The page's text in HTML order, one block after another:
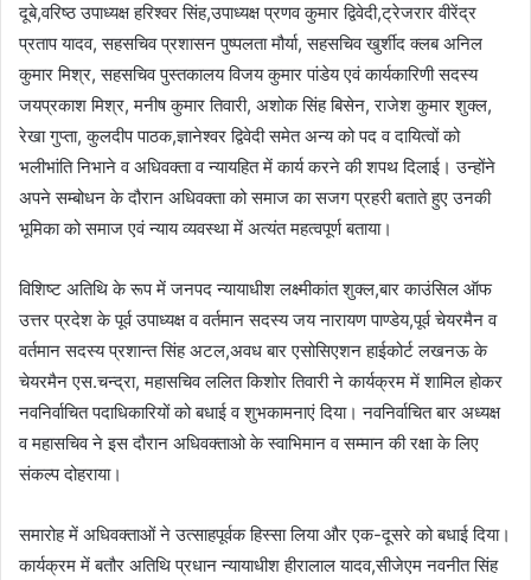
दूबे,वरिष्ठ उपाध्यक्ष हरिश्वर सिंह,उपाध्यक्ष प्रणव कुमार द्विवेदी,ट्रेजरार वीरेंद्र
प्रताप यादव, सहसचिव प्रशासन पुष्पलता मौर्या, सहसचिव खुर्शीद क्लब अनिल
कुमार मिश्र, सहसचिव पुस्तकालय विजय कुमार पांडेय एवं कार्यकारिणी सदस्य
जयप्रकाश मिश्र, मनीष कुमार तिवारी, अशोक सिंह बिसेन, राजेश कुमार शुक्ल,
रेखा गुप्ता, कुलदीप पाठक,ज्ञानेश्वर द्विवेदी समेत अन्य को पद व दायित्वों को
भलीभांति निभाने व अधिवक्ता व न्यायहित में कार्य करने की शपथ दिलाई। उन्होंने
अपने सम्बोधन के दौरान अधिवक्ता को समाज का सजग प्रहरी बताते हुए उनकी
भूमिका को समाज एवं न्याय व्यवस्था में अत्यंत महत्वपूर्ण बताया।
विशिष्ट अतिथि के रूप में जनपद न्यायाधीश लक्ष्मीकांत शुक्ल,बार काउंसिल ऑफ
उत्तर प्रदेश के पूर्व उपाध्यक्ष व वर्तमान सदस्य जय नारायण पाण्डेय,पूर्व चेयरमैन व
वर्तमान सदस्य प्रशान्त सिंह अटल,अवध बार एसोसिएशन हाईकोर्ट लखनऊ के
चेयरमैन एस.चन्द्रा, महासचिव ललित किशोर तिवारी ने कार्यक्रम में शामिल होकर
नवनिर्वाचित पदाधिकारियों को बधाई व शुभकामनाएं दिया। नवनिर्वाचित बार अध्यक्ष
व महासचिव ने इस दौरान अधिवक्ताओ के स्वाभिमान व सम्मान की रक्षा के लिए
संकल्प दोहराया।
समारोह में अधिवक्ताओं ने उत्साहपूर्वक हिस्सा लिया और एक-दूसरे को बधाई दिया।
कार्यक्रम में बतौर अतिथि प्रधान न्यायाधीश हीरालाल यादव,सीजेएम नवनीत सिंह